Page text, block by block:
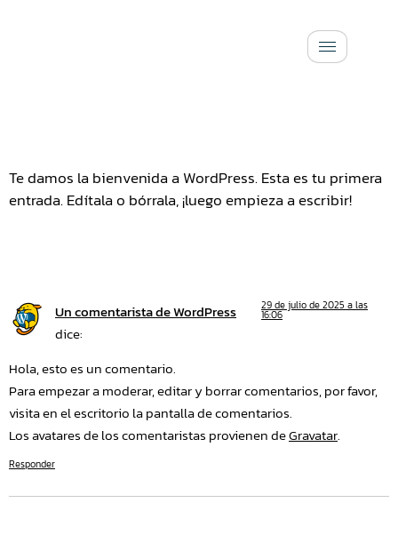
Te damos la bienvenida a WordPress. Esta es tu primera
entrada. Edítala o bórrala, ¡luego empieza a escribir!
Un comentarista de WordPress
dice:
29 de julio de 2025 a las
16:06
Hola, esto es un comentario.
Para empezar a moderar, editar y borrar comentarios, por favor,
visita en el escritorio la pantalla de comentarios.
Los avatares de los comentaristas provienen deGravatar.
Responder